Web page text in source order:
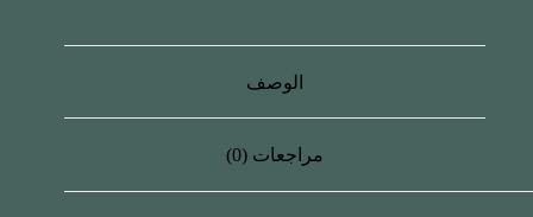
الوصف
مراجعات (0)